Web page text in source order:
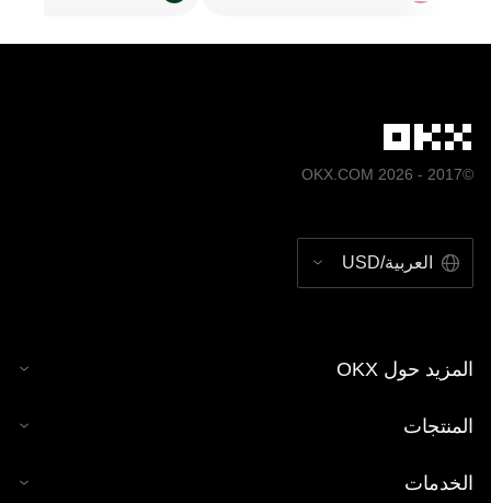
©2017 - 2026 OKX.COM
العربية/USD
المزيد حول OKX
المنتجات
الخدمات